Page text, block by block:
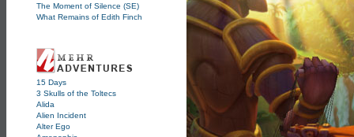
The Moment of Silence (SE)
What Remains of Edith Finch
15 Days
3 Skulls of the Toltecs
Alida
Alien Incident
Alter Ego